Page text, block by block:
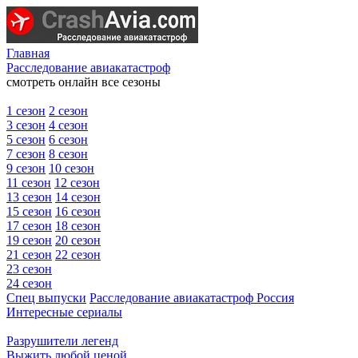
Главная
Расследование авиакатастроф
смотреть онлайн все сезоны
1 сезон 2 сезон
3 сезон 4 сезон
5 сезон 6 сезон
7 сезон 8 сезон
9 сезон 10 сезон
11 сезон 12 сезон
13 сезон 14 сезон
15 сезон 16 сезон
17 сезон 18 сезон
19 сезон 20 сезон
21 сезон 22 сезон
23 сезон
24 сезон
Спец выпуски Расследование авиакатастроф Россия
Интересные сериалы
Разрушители легенд
Выжить любой ценой